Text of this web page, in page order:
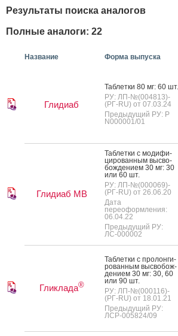
Результаты поиска аналогов
Полные аналоги: 22
Название Форма выпуска
Глидиаб
Таб­летки 80 мг: 60 шт.
РУ: ЛП-№(004813)-
(РГ-RU) от 07.03.24
Предыдущий РУ: Р
N000001/01
Глидиаб МВ
Таб­летки с мо­дифи­
циро­ван­ным выс­во­
бож­де­ни­ем 30 мг: 30
или 60 шт.
РУ: ЛП-№(000069)-
(РГ-RU) от 26.06.20
Дата
переоформления:
06.04.22
Предыдущий РУ:
ЛС-000002
Гликлада®
Таб­летки с про­лон­ги­
рован­ным выс­во­бож­
де­ни­ем 30 мг: 30, 60
или 90 шт.
РУ: ЛП-№(000116)-
(РГ-RU) от 18.01.21
Предыдущий РУ:
ЛСР-005824/09